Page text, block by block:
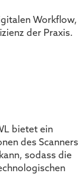
Workflow,
der Praxis.
bietet ein
des Scanners
sodass die